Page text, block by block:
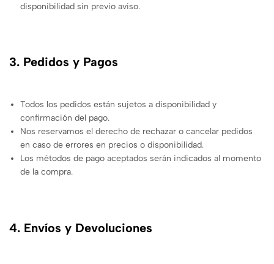
disponibilidad sin previo aviso.
3. Pedidos y Pagos
Todos los pedidos están sujetos a disponibilidad y
confirmación del pago.
Nos reservamos el derecho de rechazar o cancelar pedidos
en caso de errores en precios o disponibilidad.
Los métodos de pago aceptados serán indicados al momento
de la compra.
4. Envíos y Devoluciones